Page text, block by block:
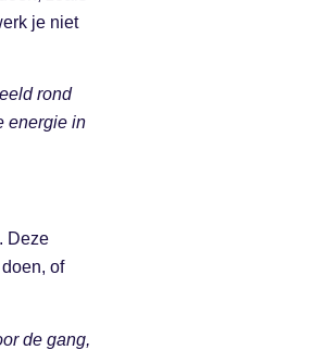
je niet
rond
energie in
Deze
of
de gang,